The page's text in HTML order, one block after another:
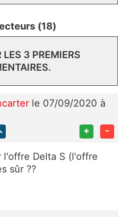
(18)
LES 3 PREMIERS
le 07/09/2020 à
+ -
l'offre Delta S (l'offre
sûr ??